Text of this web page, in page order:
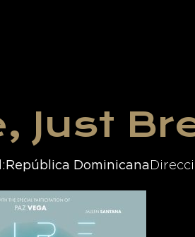
Just
República Dominicana